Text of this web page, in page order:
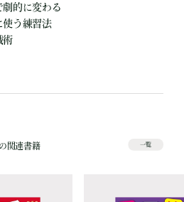
的に変わる
使う練習法
術
関連書籍 一覧